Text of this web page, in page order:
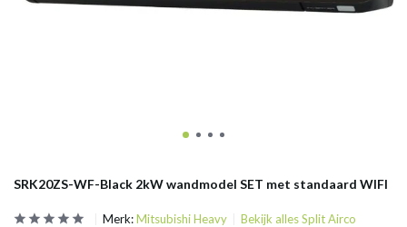
SRK20ZS-WF-Black 2kW wandmodel SET met standaard WIFI
Merk:Mitsubishi Heavy Bekijk alles Split Airco